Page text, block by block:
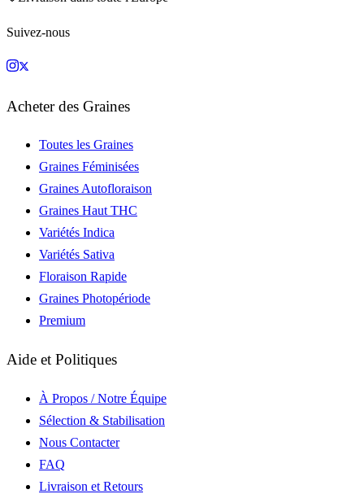
Suivez-nous
Acheter des Graines
Toutes les Graines
Graines Féminisées
Graines Autofloraison
Graines Haut THC
Variétés Indica
Variétés Sativa
Floraison Rapide
Graines Photopériode
Premium
Aide et Politiques
À Propos / Notre Équipe
Sélection & Stabilisation
Nous Contacter
FAQ
Livraison et Retours